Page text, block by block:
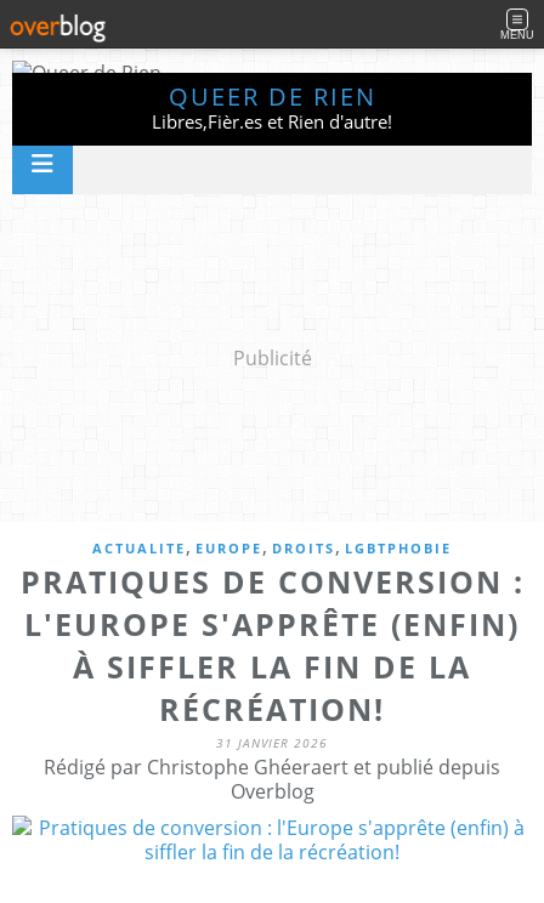
MENU
QUEER DE RIEN
Libres,Fièr.es et Rien d'autre!
Publicité
ACTUALITE , EUROPE , DROITS , LGBTPHOBIE
PRATIQUES DE CONVERSION :
L'EUROPE S'APPRÊTE (ENFIN)
À SIFFLER LA FIN DE LA
RÉCRÉATION!
31 JANVIER 2026
Rédigé par Christophe Ghéeraert et publié depuis
Overblog